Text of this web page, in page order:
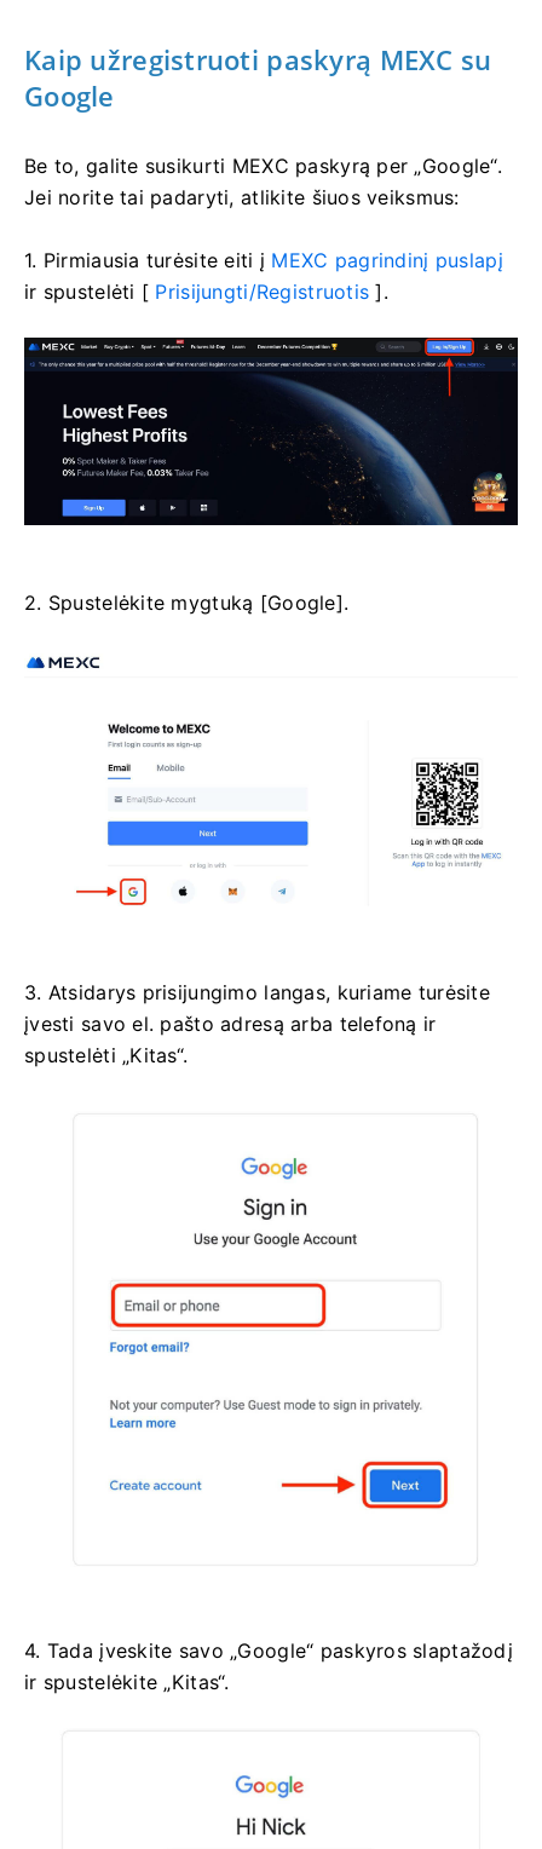
Kaip užregistruoti paskyrą MEXC su
Google
Be to, galite susikurti MEXC paskyrą per „Google“.
Jei norite tai padaryti, atlikite šiuos veiksmus:
1. Pirmiausia turėsite eiti į MEXC pagrindinį puslapį
ir spustelėti [ Prisijungti/Registruotis ].
2. Spustelėkite mygtuką [Google].
3. Atsidarys prisijungimo langas, kuriame turėsite
įvesti savo el. pašto adresą arba telefoną ir
spustelėti „Kitas“.
4. Tada įveskite savo „Google“ paskyros slaptažodį
ir spustelėkite „Kitas“.